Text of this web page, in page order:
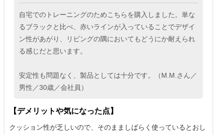
自宅でのトレーニングのためこちらを購入しました。単な
るブラックと比べ、赤いラインが入っていることでデザイ
ン性があがり、リビングの隅においてもどうにか耐えられ
る感じだと思います。
安定性も問題なく、製品としては十分です。（M.M.さん／
男性／30歳／会社員）
【デメリットや気になった点】
クッション性が乏しいので、そのまましばらく使っているとおし